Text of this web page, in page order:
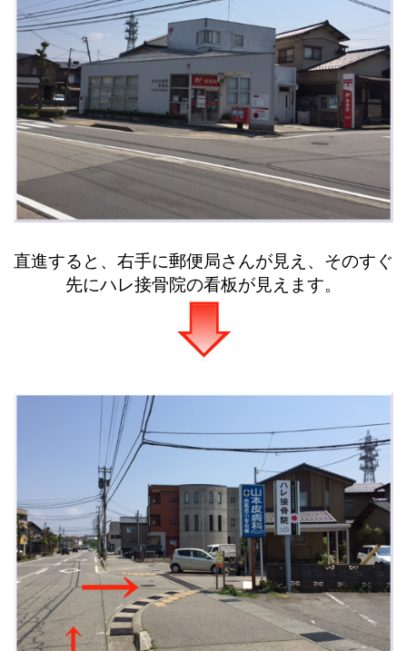
直進すると、右手に郵便局さんが見え、そのすぐ
先にハレ接骨院の看板が見えます。